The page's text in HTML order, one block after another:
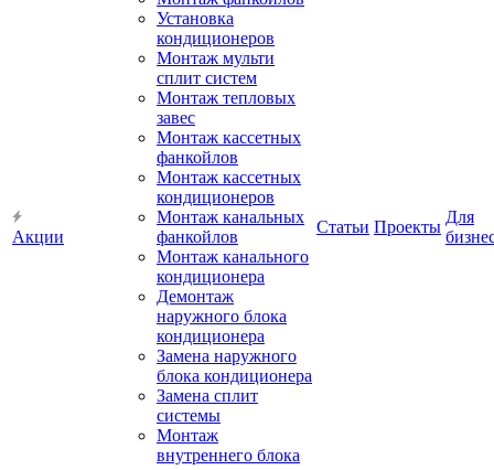
Акции
Установка
кондиционеров
Монтаж мульти
сплит систем
Монтаж тепловых
завес
Монтаж кассетных
фанкойлов
Монтаж кассетных
кондиционеров
Монтаж канальных
фанкойлов
Монтаж канального
кондиционера
Демонтаж
наружного блока
кондиционера
Замена наружного
блока кондиционера
Замена сплит
системы
Монтаж
внутреннего блока
Статьи Проекты
Для